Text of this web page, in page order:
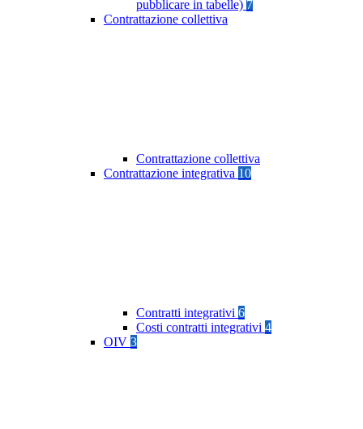
pubblicare in tabelle) 7
Contrattazione collettiva
Contrattazione collettiva
Contrattazione integrativa 10
Contratti integrativi 6
Costi contratti integrativi 4
OIV 3